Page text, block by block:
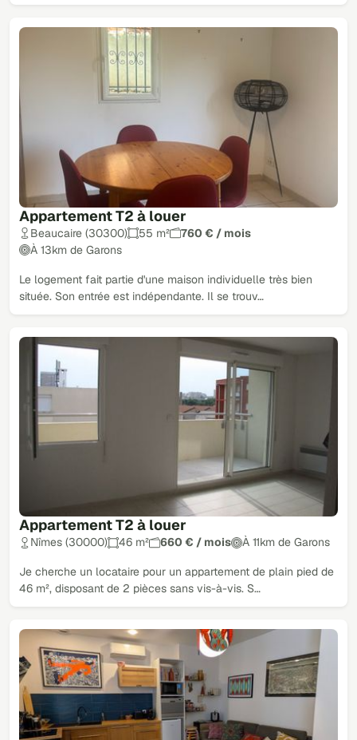
Appartement T2 à louer
Beaucaire (30300) 55 m²
760 € / mois
À 13km de Garons
Le logement fait partie d'une maison individuelle très bien
située. Son entrée est indépendante. Il se trouv…
Appartement T2 à louer
Nîmes (30000) 46 m² 660 € / mois À 11km de Garons
Je cherche un locataire pour un appartement de plain pied de
46 m², disposant de 2 pièces sans vis-à-vis. S…